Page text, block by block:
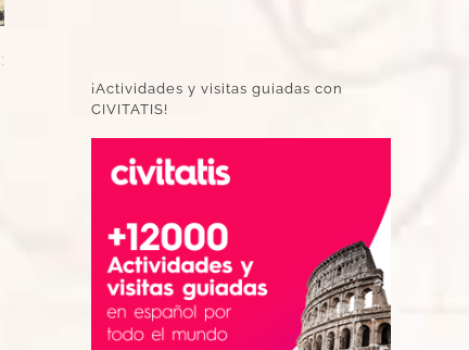
¡Actividades y visitas guiadas con
CIVITATIS!